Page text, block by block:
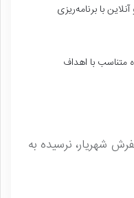
با برنامه‌ریزی
متناسب با اهداف
شهریار، نرسیده به